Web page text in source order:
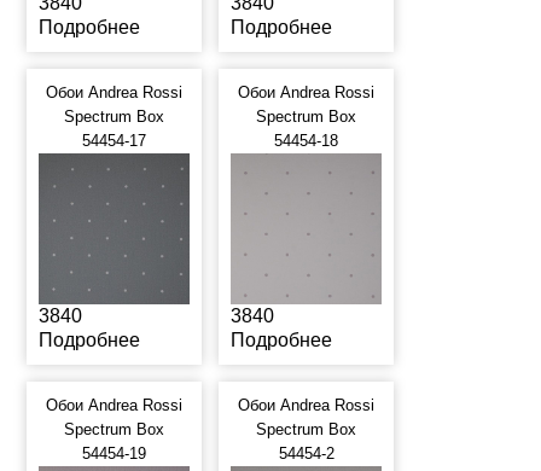
Подробнее
Подробнее
Обои Andrea Rossi
Spectrum Box
54454-17
3840
Подробнее
Обои Andrea Rossi
Spectrum Box
54454-18
3840
Подробнее
Обои Andrea Rossi
Spectrum Box
54454-19
Обои Andrea Rossi
Spectrum Box
54454-2